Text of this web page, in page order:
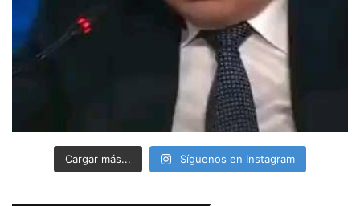
Cargar más... Síguenos en Instagram